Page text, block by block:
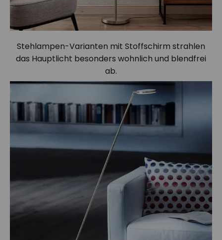
Stehlampen-Varianten mit Stoffschirm strahlen
das Hauptlicht besonders wohnlich und blendfrei
ab.